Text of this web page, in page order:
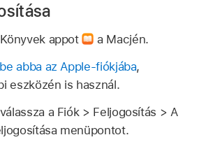
appot
a Macjén.
abba az Apple-fiókjába,
eszközén is használ.
a Fiók > Feljogosítás > A
menüpontot.